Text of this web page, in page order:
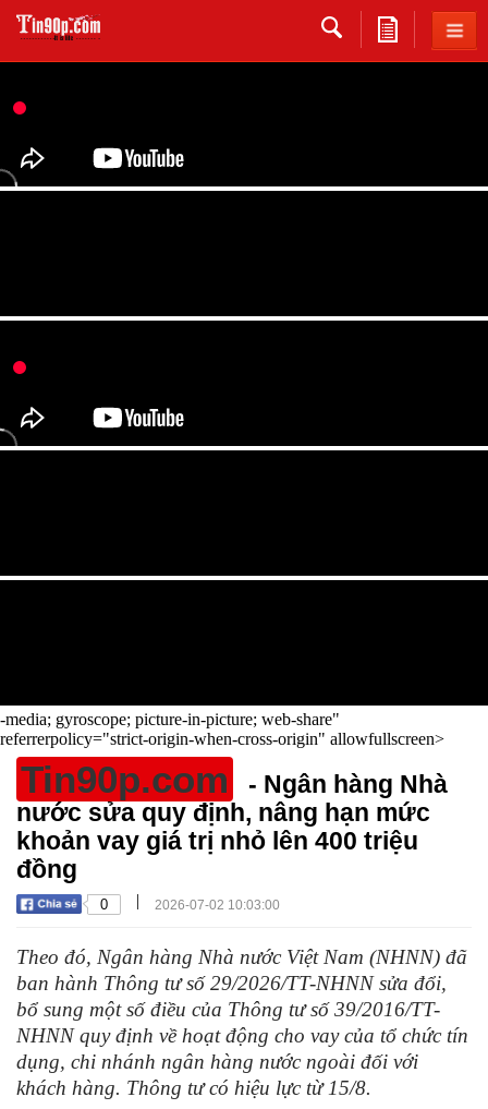
-media; gyroscope; picture-in-picture; web-share"
referrerpolicy="strict-origin-when-cross-origin" allowfullscreen>
Tin90p.com
- Ngân hàng Nhà
nước sửa quy định, nâng hạn mức
khoản vay giá trị nhỏ lên 400 triệu
đồng
0 | 2026-07-02 10:03:00
Theo đó, Ngân hàng Nhà nước Việt Nam (NHNN) đã
ban hành Thông tư số 29/2026/TT-NHNN sửa đổi,
bổ sung một số điều của Thông tư số 39/2016/TT-
NHNN quy định về hoạt động cho vay của tổ chức tín
dụng, chi nhánh ngân hàng nước ngoài đối với
khách hàng. Thông tư có hiệu lực từ 15/8.